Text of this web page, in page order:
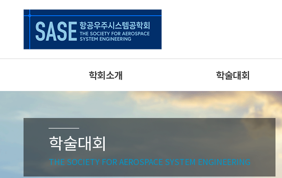
학회소개 학술대회
학술대회
THE SOCIETY FOR AEROSPACE SYSTEM ENGINEERING